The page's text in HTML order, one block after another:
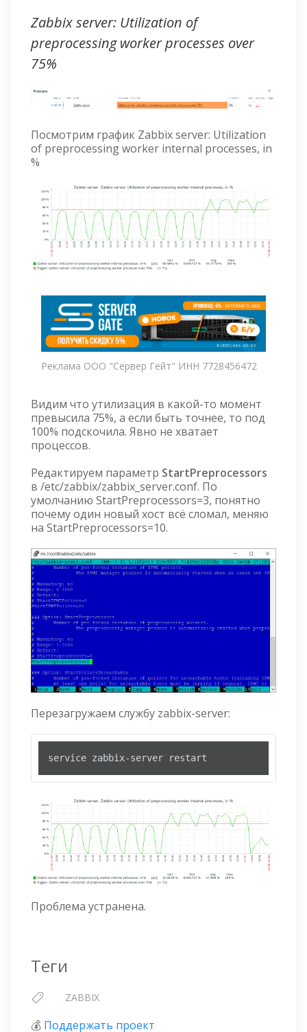
Zabbix server: Utilization of
preprocessing worker processes over
75%
Посмотрим график Zabbix server: Utilization
of preprocessing worker internal processes, in
%
Реклама ООО "Сервер Гейт" ИНН 7728456472
Видим что утилизация в какой-то момент
превысила 75%, а если быть точнее, то под
100% подскочила. Явно не хватает
процессов.
Редактируем параметр StartPreprocessors
в /etc/zabbix/zabbix_server.conf. По
умолчанию StartPreprocessors=3, понятно
почему один новый хост всё сломал, меняю
на StartPreprocessors=10.
Перезагружаем службу zabbix-server:
service zabbix-server restart
Проблема устранена.
Теги
ZABBIX
💰 Поддержать проект